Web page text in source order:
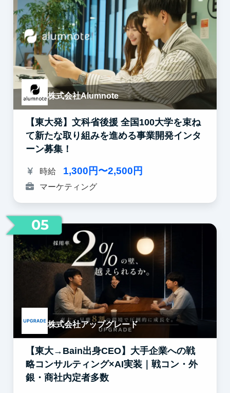
株式会社Alumnote
【東大発】文科省後援 全国100大学を束ね
て新たな取り組みを進める事業開発インタ
ーン募集！
時給 1,300円〜2,500円
マーケティング
株式会社アップグレード
【東大→Bain出身CEO】大手企業への戦
略コンサルティング×AI実装｜戦コン・外
銀・商社内定者多数
05